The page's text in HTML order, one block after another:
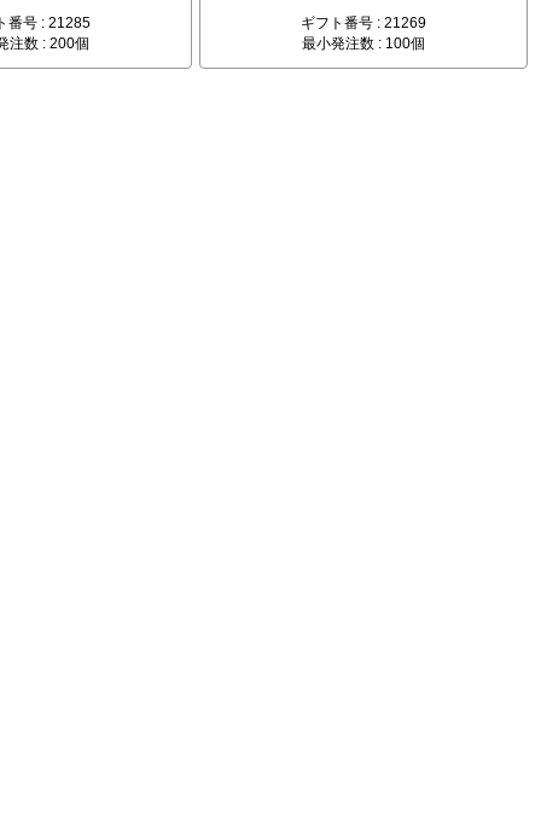
番号 : 21285
注数 : 200個
ギフト番号 : 21269
最小発注数 : 100個